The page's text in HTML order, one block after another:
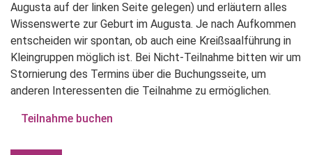
Augusta auf der linken Seite gelegen) und erläutern alles
Wissenswerte zur Geburt im Augusta. Je nach Aufkommen
entscheiden wir spontan, ob auch eine Kreißsaalführung in
Kleingruppen möglich ist. Bei Nicht-Teilnahme bitten wir um
Stornierung des Termins über die Buchungsseite, um
anderen Interessenten die Teilnahme zu ermöglichen.
Teilnahme buchen